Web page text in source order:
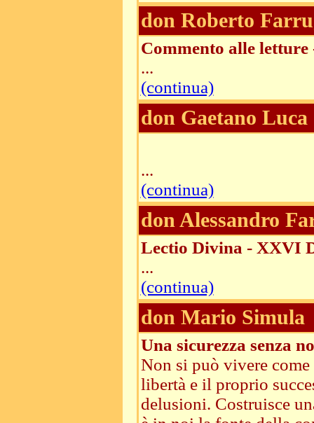
don Roberto
Commento alle
...
(continua)
don Gaetano
...
(continua)
don Alessandro
Lectio Divina - XXVI
...
(continua)
don Mario Simula
Una sicurezza senza
Non si può vivere
libertà e il proprio
delusioni. Costruisce